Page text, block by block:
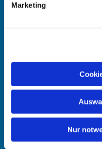
Marketing
Nur
Mail: maike.keske@ekir.de
40476 Düsseldorf
Bankverbindung:
IBAN DE83 3005 0110 0012
Wir freuen uns über eine